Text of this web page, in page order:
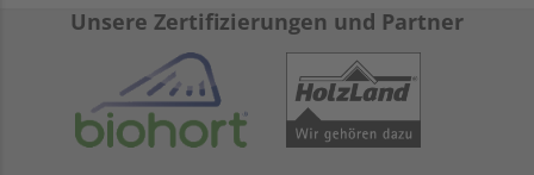
Unsere Zertifizierungen und Partner